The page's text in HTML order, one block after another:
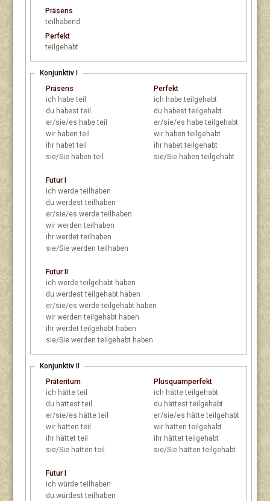
Präsens
teilhabend
Perfekt
teilgehabt
Konjunktiv I
Präsens
ich habe teil
du habest teil
er/sie/es habe teil
wir haben teil
ihr habet teil
sie/Sie haben teil
Perfekt
ich habe teilgehabt
du habest teilgehabt
er/sie/es habe teilgehabt
wir haben teilgehabt
ihr habet teilgehabt
sie/Sie haben teilgehabt
Futur I
ich werde teilhaben
du werdest teilhaben
er/sie/es werde teilhaben
wir werden teilhaben
ihr werdet teilhaben
sie/Sie werden teilhaben
Futur II
ich
werde teilgehabt haben
du
werdest teilgehabt haben
er/sie/es
werde teilgehabt haben
wir
werden teilgehabt haben
ihr
werdet teilgehabt haben
sie/Sie
werden teilgehabt haben
Konjunktiv II
Präteritum
ich hätte teil
du hättest teil
er/sie/es hätte teil
wir hätten teil
ihr hättet teil
sie/Sie hätten teil
Plusquamperfekt
ich hätte teilgehabt
du hättest teilgehabt
er/sie/es hätte teilgehabt
wir hätten teilgehabt
ihr hättet teilgehabt
sie/Sie hätten teilgehabt
Futur I
ich würde teilhaben
du würdest teilhaben